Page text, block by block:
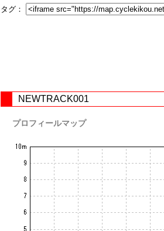
タグ：
NEWTRACK001
プロフィールマップ